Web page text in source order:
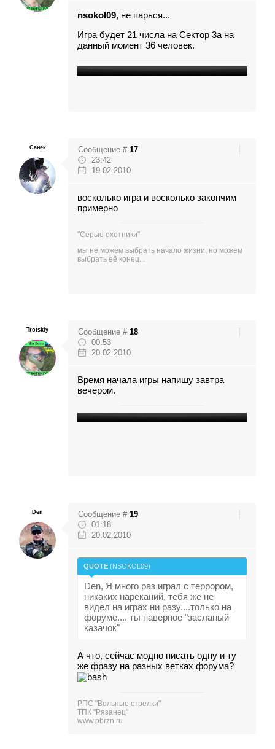
nsokol09, не парься...
Игра будет 21 числа на Сектор 3а на
данный момент 36 человек.
Санек Сообщение # 17
23:42
19.02.2010
восколько игра и восколько закончим
примерно
"Серые охотники"
мы не можем выбрать начало жизни, но можем
выбрать её конец...
Trotskiy Сообщение # 18
00:53
20.02.2010
Время начала игры напишу завтра
вечером.
Den Сообщение # 19
01:18
20.02.2010
QUOTE (NSOKOL09)
Den, Я много раз играл с террором,
никаких нареканий, тебя же не
видел на играх ни разу....только на
форуме.... ты наверное "засланый
казачок"
А что, сейчас модно писать одну и ту
же фразу на разных ветках форума?
РПС "Вольные стрелки"
ТПК "Рязанец"
www.pbrzn.ru